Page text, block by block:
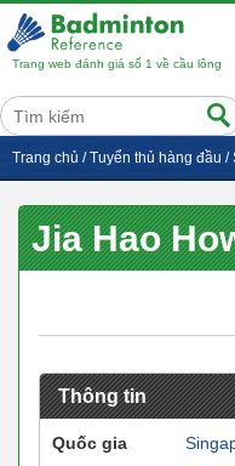
Trang web đánh giá số 1 về cầu lông
Trang chủ /Tuyển thủ hàng đầu /
Jia Hao
Thông tin
Quốc gia